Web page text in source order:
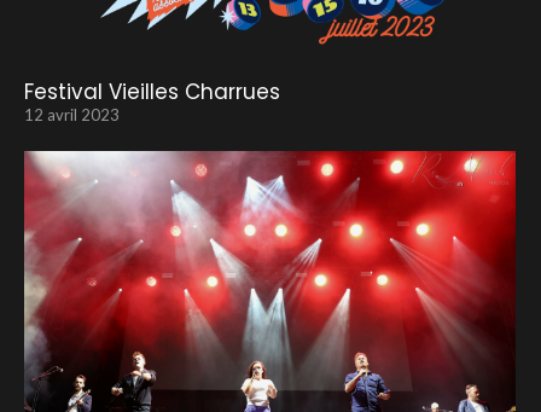
Festival Vieilles Charrues
12 avril 2023